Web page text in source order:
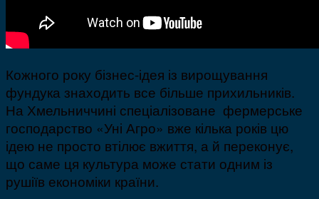
Кожного року бізнес-ідея із вирощування
фундука знаходить все більше прихильників.
На Хмельниччині спеціалізоване фермерське
господарство «Уні Агро» вже кілька років цю
ідею не просто втілює вжиття, а й переконує,
що саме ця культура може стати одним із
рушіїв економіки країни.